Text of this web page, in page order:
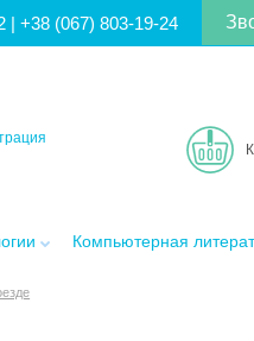
|+38 (067) 803-19-24
Компьютерная